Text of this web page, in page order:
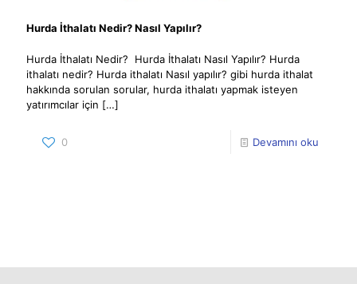
Hurda İthalatı Nedir? Nasıl Yapılır?
Hurda İthalatı Nedir? Hurda İthalatı Nasıl Yapılır? Hurda
ithalatı nedir? Hurda ithalatı Nasıl yapılır? gibi hurda ithalat
hakkında sorulan sorular, hurda ithalatı yapmak isteyen
yatırımcılar için […]
0 Devamını oku